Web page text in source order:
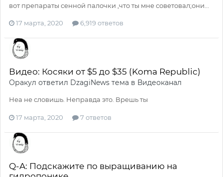
вот препараты сенной палочки ,что ты мне советовал;они...
17 марта, 2020 6,919 ответов
Видео: Косяки от $5 до $35 (Koma Republic)
Оракул ответил DzagiNews тема в Видеоканал
Неа не словишь. Неправда это. Врешь ты
17 марта, 2020 7 ответов
Q-A: Подскажите по выращиванию на